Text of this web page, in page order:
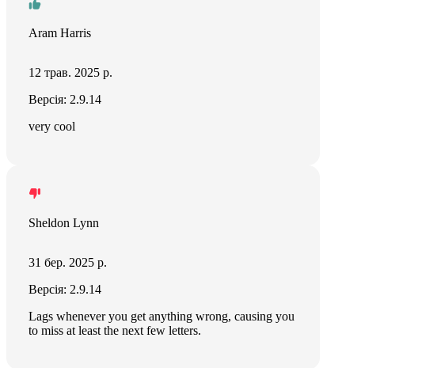
Aram Harris
12 трав. 2025 р.
Версія: 2.9.14
very cool
Sheldon Lynn
31 бер. 2025 р.
Версія: 2.9.14
Lags whenever you get anything wrong, causing you
to miss at least the next few letters.